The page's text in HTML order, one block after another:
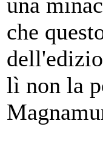
che
lì non la